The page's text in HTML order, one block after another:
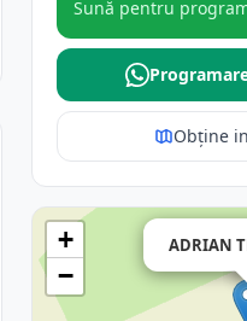
Sună pentru
Obține
ADRIAN
+
−